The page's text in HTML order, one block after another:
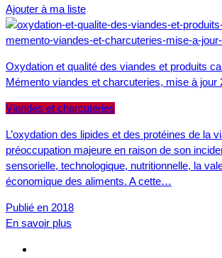
Ajouter à ma liste
Oxydation et qualité des viandes et produits
Mémento viandes et charcuteries, mise à jour
Viandes et charcuteries
L’oxydation des lipides et des protéines de la
préoccupation majeure en raison de son
sensorielle, technologique, nutritionnelle, la
économique des aliments. A cette…
Publié en 2018
En savoir plus